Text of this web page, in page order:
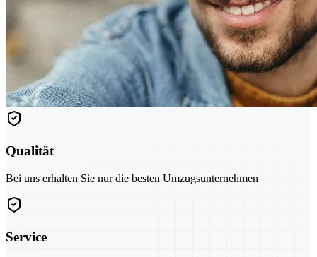
Qualität
Bei uns erhalten Sie nur die besten Umzugsunternehmen
Service